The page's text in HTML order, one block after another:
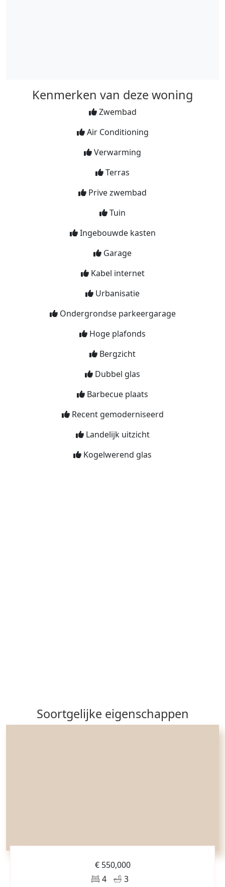
Kenmerken van deze woning
Zwembad
Air Conditioning
Verwarming
Terras
Prive zwembad
Tuin
Ingebouwde kasten
Garage
Kabel internet
Urbanisatie
Ondergrondse parkeergarage
Hoge plafonds
Bergzicht
Dubbel glas
Barbecue plaats
Recent gemoderniseerd
Landelijk uitzicht
Kogelwerend glas
Soortgelijke eigenschappen
€ 550,000
4
3